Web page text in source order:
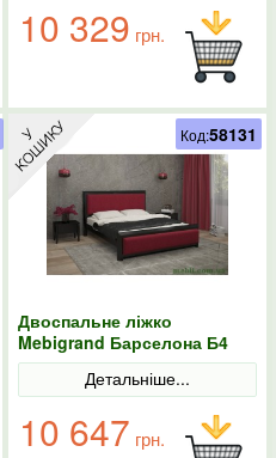
10 329 грн.
Двоспальне ліжко
Mebigrand Барселона Б4
Венге/Аляска 12 160х190
Детальніше...
10 647 грн.
Код:58131